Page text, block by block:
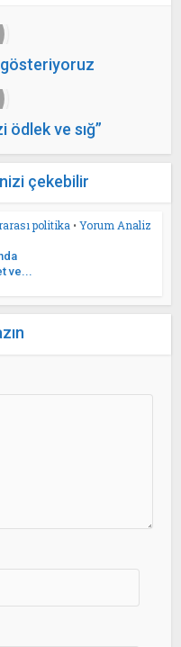
ödlek ve sığ”
çekebilir
politika • Yorum Analiz
ve...